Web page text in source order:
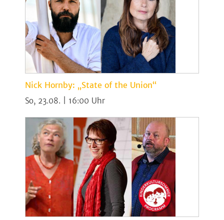
Nick Hornby: „State of the Union“
So, 23.08. | 16:00